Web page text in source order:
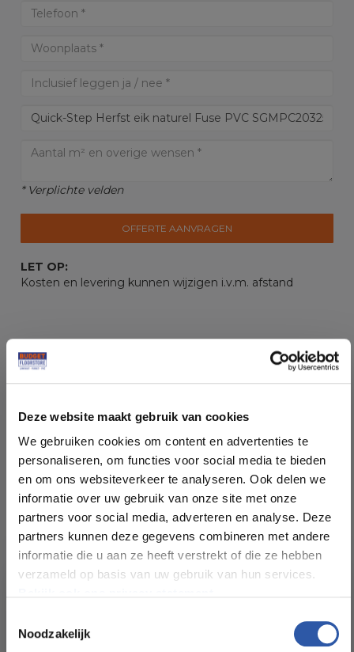
Deze website maakt gebruik van cookies
We gebruiken cookies om content en advertenties te
personaliseren, om functies voor social media te bieden
en om ons websiteverkeer te analyseren. Ook delen we
informatie over uw gebruik van onze site met onze
partners voor social media, adverteren en analyse. Deze
partners kunnen deze gegevens combineren met andere
informatie die u aan ze heeft verstrekt of die ze hebben
verzameld op basis van uw gebruik van hun services.
Noodzakelijk
* Verplichte velden
OFFERTE AANVRAGEN
LET OP:
Kosten en levering kunnen wijzigen i.v.m. afstand
Soort vloer: PVC lijm
Patroon: Rechte plank
Kleur: Eiken naturel
Pakinhoud (m²): 4,115 m²
2,5 mm